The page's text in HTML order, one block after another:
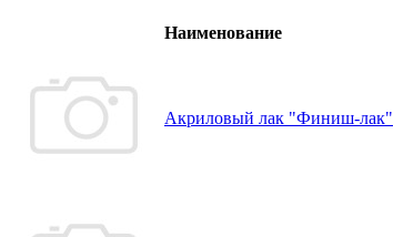
Наименование
Акриловый лак "Финиш-лак"